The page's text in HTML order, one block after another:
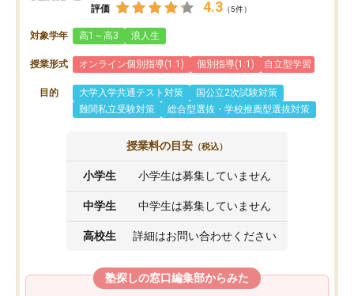
評価 4.3 （5件）
対象学年 高1～高3 浪人生
授業形式 オンライン個別指導(1:1) 個別指導(1:1) 自立型学習
目的 大学入学共通テスト対策
国公立2次試験対策
難関私立受験対策
総合型選抜・学校推薦型選抜対策
授業料の目安 （税込）
小学生 小学生は募集していません
中学生 中学生は募集していません
高校生 詳細はお問い合わせください
塾探しの窓口編集部からみた